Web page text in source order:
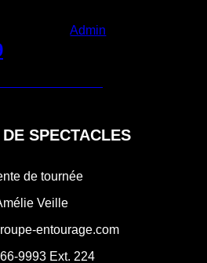
Admin
– 31 mai 2025
– 21 mai 2025
SPECTACLES
de tournée
Veille
entourage.com
9993Ext. 224